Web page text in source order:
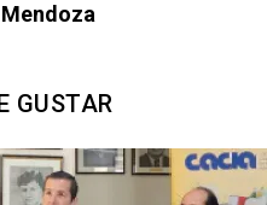
GUSTAR